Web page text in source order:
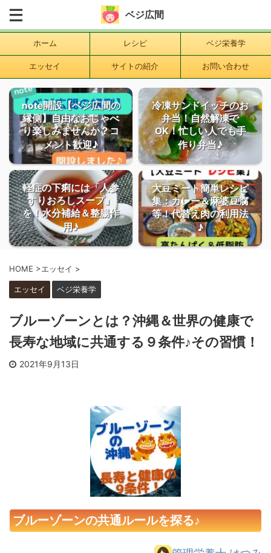
ベジ広間
ホーム レシピ ベジ栄養学
エッセイ サイトの紹介 お問い合わせ
note開設【ベジ広間の
縁側】自由なおしゃべ
り楽しみませんか？コ
メント歓迎♪
冷凍サンドイッチのお
弁当！自然解凍で
OK！忙しい人でも手
作り弁当♪
軽症の下痢には「人参
すりおろしスープ」
を！水分補給＆整腸作
用♪
大豆ミート簡単レシピ
集：カレー＆麻婆豆腐
等！代替え肉の利用法
♪
HOME >エッセイ >
エッセイ ベジ栄養学
ブルーゾーンとは？沖縄＆世界の健康で
長寿な地域に共通する９条件♪その習慣！
2021年9月13日
ブルーゾーンの共通ルールを探る♪